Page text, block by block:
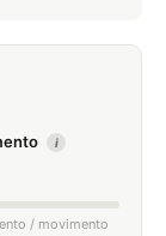
i
/ movimento